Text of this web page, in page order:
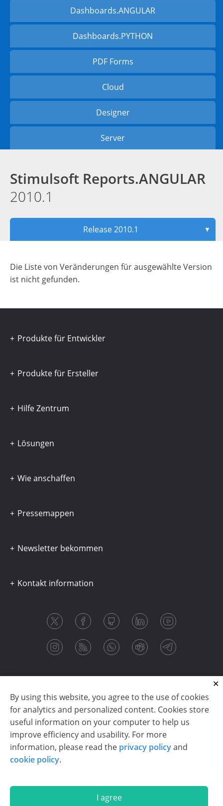
Dashboards.ANGULAR
Dashboards.PYTHON
PDF Forms
Cloud
Designer
Server
Stimulsoft Reports.ANGULAR
2010.1
Release 2010.1 ▼
Die Liste von Veränderungen für ausgewählte Version
ist nicht gefunden.
By using this website, you agree to the use of cookies
for analytics and personalized content. Cookies store
useful information on your computer to help us
improve efficiency and usability. For more
information, please read the privacy policyand
cookie policy.
I agree
Produkte für Entwickler
Produkte für Ersteller
Hilfe Zentrum
Lösungen
Wie anschaffen
Pressemappen
Newsletter bekommen
Kontakt information
Copyright © 2003-2026 CloudReports sp. z o.o. (dba
Stimulsoft). All rights reserved.
En De